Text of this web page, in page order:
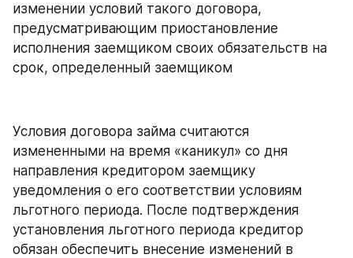
изменении условий такого договора,
предусматривающим приостановление
исполнения заемщиком своих обязательств на
срок, определенный заемщиком
Условия договора займа считаются
измененными на время «каникул» со дня
направления кредитором заемщику
уведомления о его соответствии условиям
льготного периода. После подтверждения
установления льготного периода кредитор
обязан обеспечить внесение изменений в